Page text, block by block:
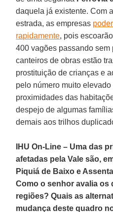
daquela já existente. Com
estrada, as empresas
rapidamente, pois
400 vagões passando
canteiros de obras estão
prostituição de crianças e
pelo número muito
proximidades das
despejo de algumas
demais aos trilhos
IHU On-Line – Uma das
afetadas pela Vale são,
Piquiá de Baixo e
Como o senhor avalia
regiões? Quais as
mudança deste quadro